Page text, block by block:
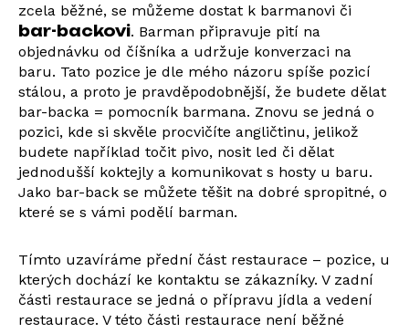
zcela běžné, se můžeme dostat k barmanovi či
bar-backovi. Barman připravuje pití na
objednávku od číšníka a udržuje konverzaci na
baru. Tato pozice je dle mého názoru spíše pozicí
stálou, a proto je pravděpodobnější, že budete dělat
bar-backa = pomocník barmana. Znovu se jedná o
pozici, kde si skvěle procvičíte angličtinu, jelikož
budete například točit pivo, nosit led či dělat
jednodušší koktejly a komunikovat s hosty u baru.
Jako bar-back se můžete těšit na dobré spropitné, o
které se s vámi podělí barman.
Tímto uzavíráme přední část restaurace – pozice, u
kterých dochází ke kontaktu se zákazníky. V zadní
části restaurace se jedná o přípravu jídla a vedení
restaurace. V této části restaurace není běžné